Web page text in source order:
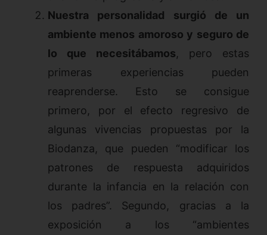
Nuestra personalidad surgió de un
ambiente menos amoroso y seguro de
lo que necesitábamos, pero estas
primeras experiencias pueden
reaprenderse. Esto se consigue
primero, por el efecto regresivo de
algunas vivencias propuestas por la
Biodanza, que pueden “modificar los
patrones de respuesta adquiridos
durante la infancia en la relación con
los padres”. Segundo, gracias a la
exposición a los “ambientes